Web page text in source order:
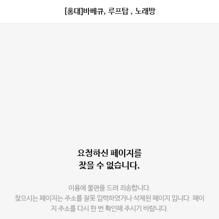
[홍대]바베큐, 루프탑 , 노래방
요청하신 페이지를
찾을 수 없습니다.
이용에 불편을 드려 죄송합니다.
찾으시는 페이지는 주소를 잘못 입력하였거나 삭제된 페이지 입니다. 페이
지 주소를 다시 한 번 확인해 주시기 바랍니다.